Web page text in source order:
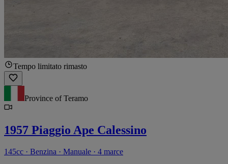
Tempo limitato rimasto
Province of Teramo
1957 Piaggio Ape Calessino
145cc · Benzina · Manuale · 4 marce